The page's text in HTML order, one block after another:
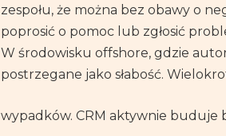
zespołu, że można bez obawy o
poprosić o pomoc lub zgłosić
W środowisku offshore, gdzie
postrzegane jako słabość.
wypadków. CRM aktywnie buduje